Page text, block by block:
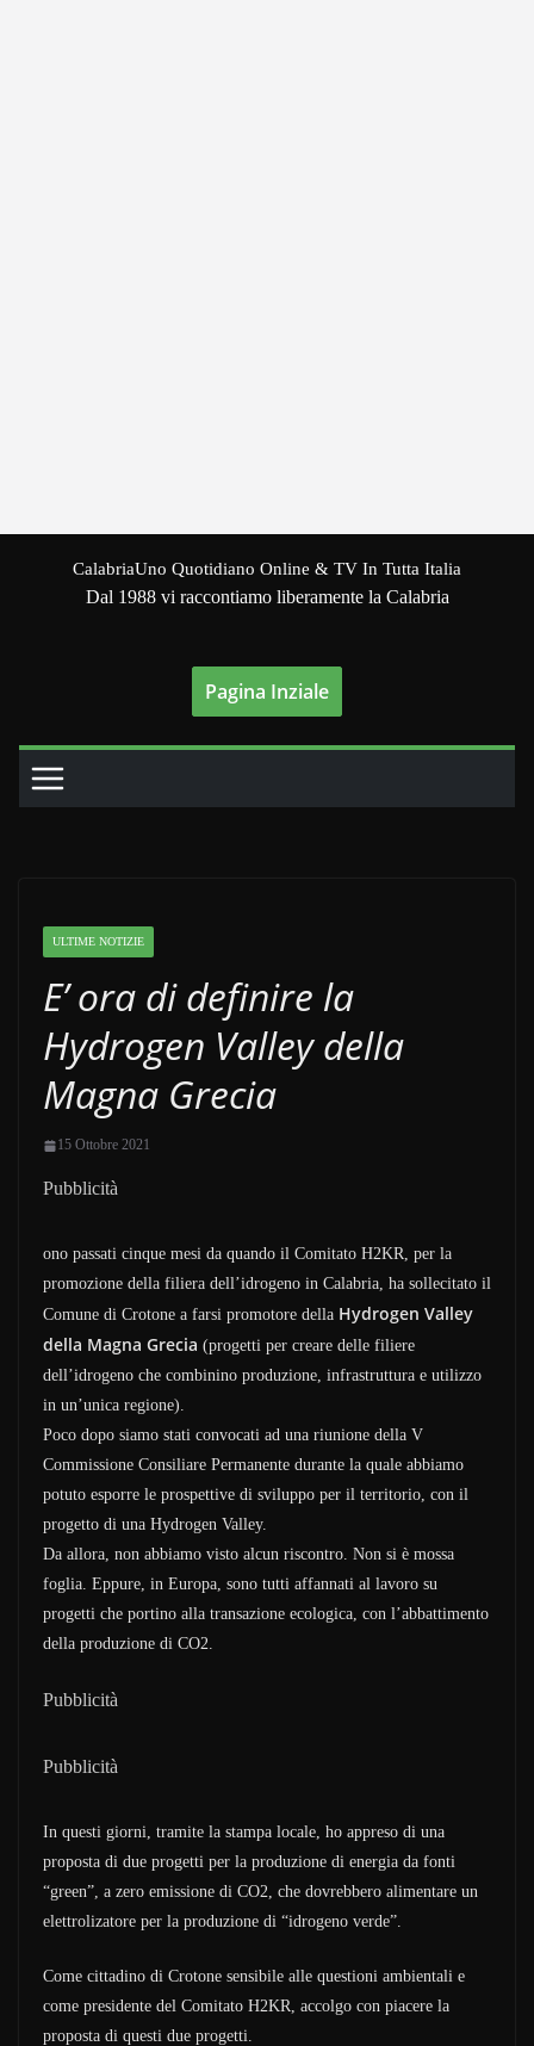
CalabriaUno Quotidiano Online & TV In Tutta Italia
Dal 1988 vi raccontiamo liberamente la Calabria
Pagina Inziale
ULTIME NOTIZIE
E’ ora di definire la
Hydrogen Valley della
Magna Grecia
15 Ottobre 2021
Pubblicità
ono passati cinque mesi da quando il Comitato H2KR, per la
promozione della filiera dell’idrogeno in Calabria, ha sollecitato il
Comune di Crotone a farsi promotore della Hydrogen Valley
della Magna Grecia (progetti per creare delle filiere
dell’idrogeno che combinino produzione, infrastruttura e utilizzo
in un’unica regione).
Poco dopo siamo stati convocati ad una riunione della V
Commissione Consiliare Permanente durante la quale abbiamo
potuto esporre le prospettive di sviluppo per il territorio, con il
progetto di una Hydrogen Valley.
Da allora, non abbiamo visto alcun riscontro. Non si è mossa
foglia. Eppure, in Europa, sono tutti affannati al lavoro su
progetti che portino alla transazione ecologica, con l’abbattimento
della produzione di CO2.
Pubblicità
Pubblicità
In questi giorni, tramite la stampa locale, ho appreso di una
proposta di due progetti per la produzione di energia da fonti
“green”, a zero emissione di CO2, che dovrebbero alimentare un
elettrolizatore per la produzione di “idrogeno verde”.
Come cittadino di Crotone sensibile alle questioni ambientali e
come presidente del Comitato H2KR, accolgo con piacere la
proposta di questi due progetti.